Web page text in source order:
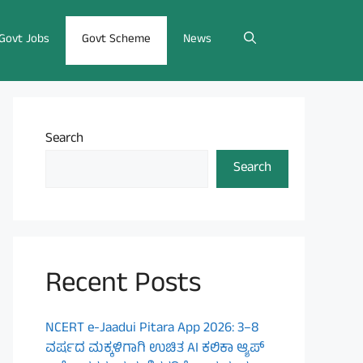
Jobs Govt Scheme News
Search
Search
Recent Posts
NCERT e-Jaadui Pitara App 2026: 3–8
ವರ್ಷದ ಮಕ್ಕಳಿಗಾಗಿ ಉಚಿತ AI ಕಲಿಕಾ ಆ್ಯಪ್